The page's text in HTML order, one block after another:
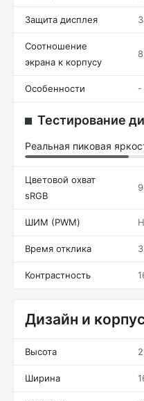
Защита дисплея
Соотношение
экрана к корпусу
Особенности -
Тестирование
Реальная пиковая
Цветовой охват
sRGB
ШИМ (PWM)
Время отклика
Контрастность
Дизайн и
Высота
Ширина